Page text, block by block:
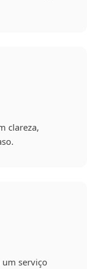
clareza,
serviço